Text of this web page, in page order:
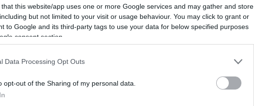
that this website/app uses one or more Google services and may gather and store
but not limited to your visit or usage behaviour. You may click to grant or
to Google and its third-party tags to use your data for below specified purposes
consent section.
Data Processing Opt Outs
opt-out of the Sharing of my personal data.